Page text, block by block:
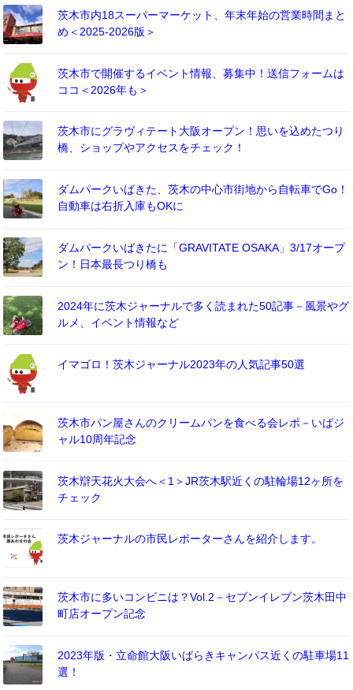
茨木市内18スーパーマーケット、年末年始の営業時間まと
め＜2025-2026版＞
茨木市で開催するイベント情報、募集中！送信フォームは
ココ＜2026年も＞
茨木市にグラヴィテート大阪オープン！思いを込めたつり
橋、ショップやアクセスをチェック！
ダムパークいばきた、茨木の中心市街地から自転車でGo！
自動車は右折入庫もOKに
ダムパークいばきたに「GRAVITATE OSAKA」3/17オープ
ン！日本最長つり橋も
2024年に茨木ジャーナルで多く読まれた50記事－風景やグ
ルメ、イベント情報など
イマゴロ！茨木ジャーナル2023年の人気記事50選
茨木市パン屋さんのクリームパンを食べる会レポ－いばジ
ャル10周年記念
茨木辯天花火大会へ＜1＞JR茨木駅近くの駐輪場12ヶ所を
チェック
茨木ジャーナルの市民レポーターさんを紹介します。
茨木市に多いコンビニは？Vol.2－セブンイレブン茨木田中
町店オープン記念
2023年版・立命館大阪いばらきキャンパス近くの駐車場11
選！